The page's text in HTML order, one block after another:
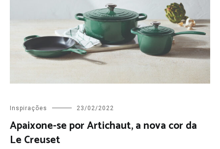
Inspirações 23/02/2022
Apaixone-se por Artichaut, a nova cor da
Le Creuset